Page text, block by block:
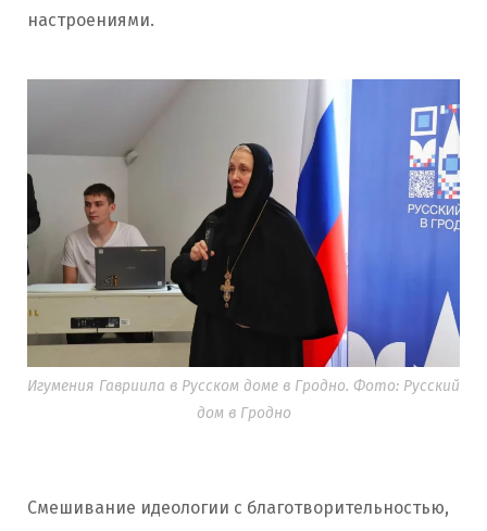
настроениями.
Игумения Гавриила в Русском доме в Гродно. Фото: Русский
дом в Гродно
Смешивание идеологии с благотворительностью,